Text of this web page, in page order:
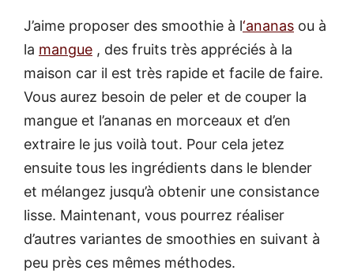
J’aime proposer des smoothie à l‘ananas ou à
la mangue , des fruits très appréciés à la
maison car il est très rapide et facile de faire.
Vous aurez besoin de peler et de couper la
mangue et l’ananas en morceaux et d’en
extraire le jus voilà tout. Pour cela jetez
ensuite tous les ingrédients dans le blender
et mélangez jusqu’à obtenir une consistance
lisse. Maintenant, vous pourrez réaliser
d’autres variantes de smoothies en suivant à
peu près ces mêmes méthodes.